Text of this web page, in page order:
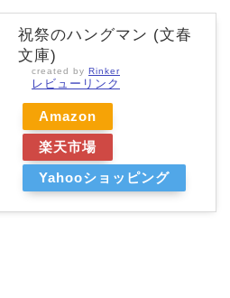
祝祭のハングマン (文春
文庫)
created by Rinker
レビューリンク
Amazon
楽天市場
Yahooショッピング